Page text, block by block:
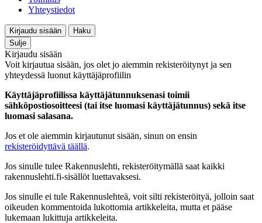
Yhteystiedot
Kirjaudu sisään
Haku
Sulje
Kirjaudu sisään
Voit kirjautua sisään, jos olet jo aiemmin rekisteröitynyt ja sen
yhteydessä luonut käyttäjäprofiilin
Käyttäjäprofiilissa käyttäjätunnuksenasi toimii
sähköpostiosoitteesi (tai itse luomasi käyttäjätunnus) sekä itse
luomasi salasana.
Jos et ole aiemmin kirjautunut sisään, sinun on ensin
rekisteröidyttävä täällä.
Jos sinulle tulee Rakennuslehti, rekisteröitymällä saat kaikki
rakennuslehti.fi-sisällöt luettavaksesi.
Jos sinulle ei tule Rakennuslehteä, voit silti rekisteröityä, jolloin saat
oikeuden kommentoida lukottomia artikkeleita, mutta et pääse
lukemaan lukittuja artikkeleita.